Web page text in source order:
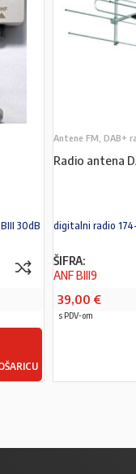
30dB
Antene FM, DAB+
Radio antena
digitalni radio
ŠIFRA:
ANF BIII9
39,00 €
s PDV-om